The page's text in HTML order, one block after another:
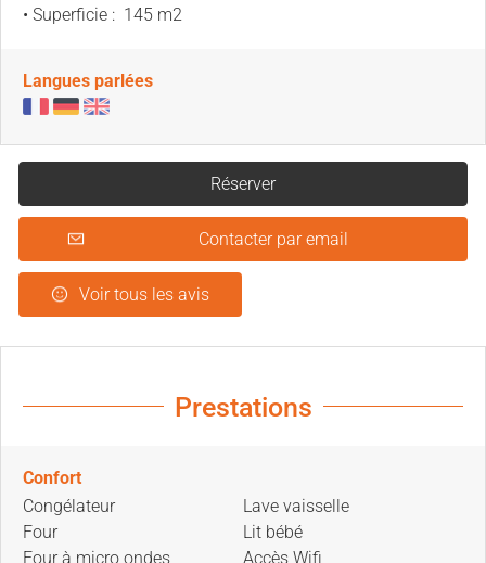
• Superficie : 145 m2
Langues parlées
Réserver
Contacter par email
Voir tous les avis
Prestations
Confort
Congélateur
Four
Four à micro ondes
Lave vaisselle
Lit bébé
Accès Wifi